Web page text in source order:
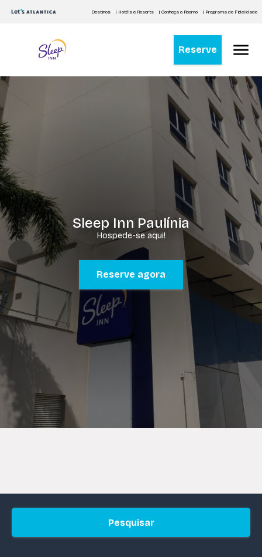
Destinos | Hotéis e Resorts | Conheça o Roomo | Programa de Fidelidade
Reserve
Sleep Inn Paulínia
Hospede-se aqui!
Reserve agora
Pesquisar